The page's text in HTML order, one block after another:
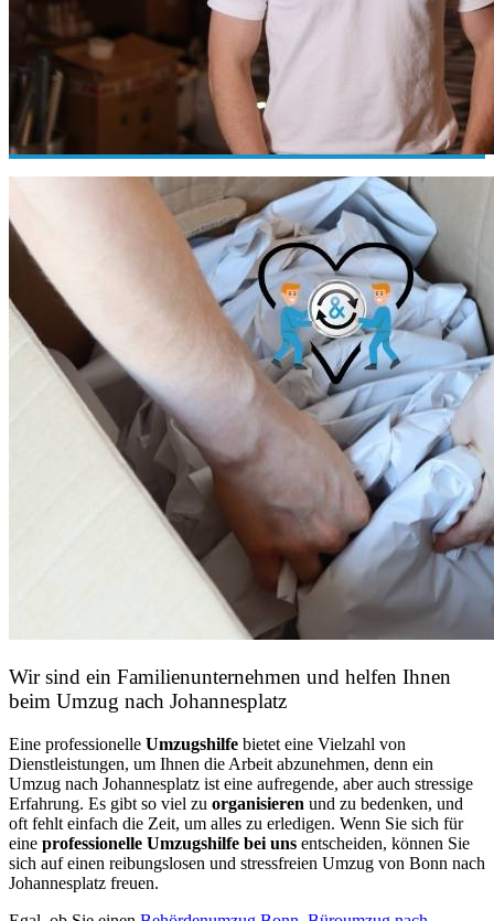
Wir sind ein Familienunternehmen und helfen Ihnen
beim Umzug nach Johannesplatz
Eine professionelle Umzugshilfe bietet eine Vielzahl von
Dienstleistungen, um Ihnen die Arbeit abzunehmen, denn ein
Umzug nach Johannesplatz ist eine aufregende, aber auch stressige
Erfahrung. Es gibt so viel zu organisieren und zu bedenken, und
oft fehlt einfach die Zeit, um alles zu erledigen. Wenn Sie sich für
eine professionelle Umzugshilfe bei uns entscheiden, können Sie
sich auf einen reibungslosen und stressfreien Umzug von Bonn nach
Johannesplatz freuen.